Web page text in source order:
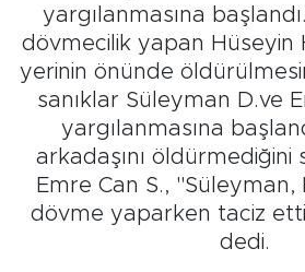
yargılanmasına
dövmecilik yapan Hüseyin
yerinin önünde
sanıklar Süleyman D.ve
yargılanmasına
arkadaşını öldürmediğini
Emre Can S., "Süleyman,
dövme yaparken taciz
dedi.